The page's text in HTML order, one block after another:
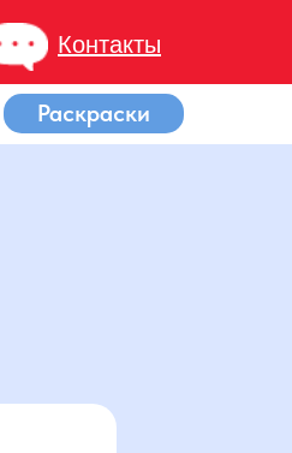
Контакты
Раскраски